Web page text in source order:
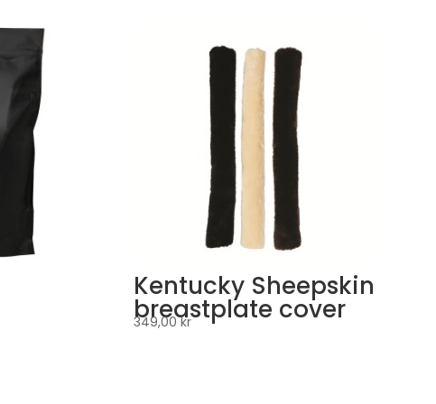
Kentucky Sheepskin
breastplate cover
349,00kr